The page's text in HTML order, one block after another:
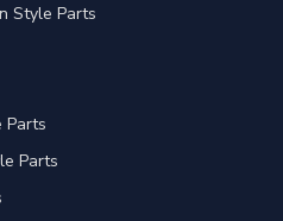
Style Parts
Parts
Parts